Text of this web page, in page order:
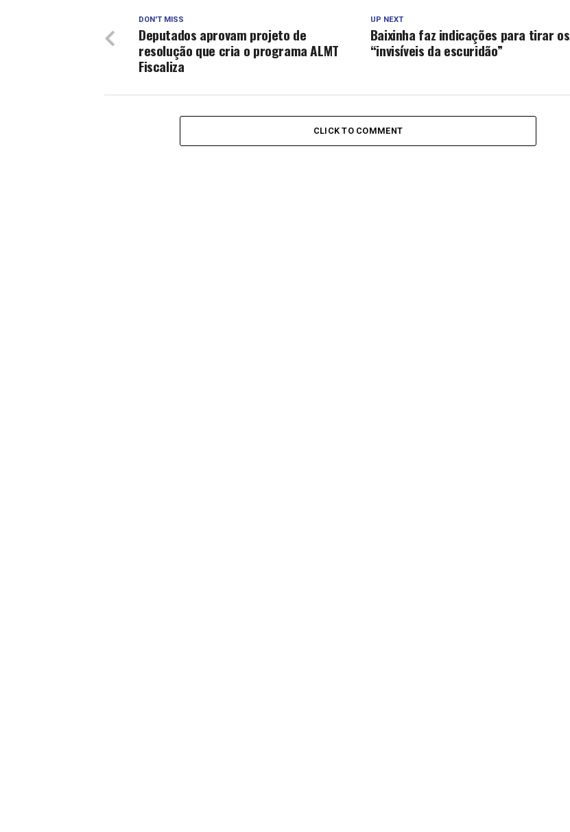
UP NEXT
Baixinha faz indicações para tirar os
“invisíveis da escuridão”
DON'T MISS
Deputados aprovam projeto de
resolução que cria o programa ALMT
Fiscaliza
CLICK TO COMMENT